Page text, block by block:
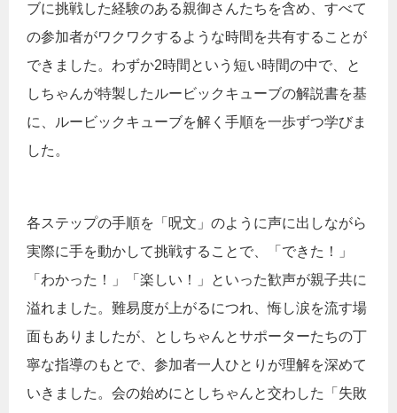
ブに挑戦した経験のある親御さんたちを含め、すべて
の参加者がワクワクするような時間を共有することが
できました。わずか2時間という短い時間の中で、と
しちゃんが特製したルービックキューブの解説書を基
に、ルービックキューブを解く手順を一歩ずつ学びま
した。
各ステップの手順を「呪文」のように声に出しながら
実際に手を動かして挑戦することで、「できた！」
「わかった！」「楽しい！」といった歓声が親子共に
溢れました。難易度が上がるにつれ、悔し涙を流す場
面もありましたが、としちゃんとサポーターたちの丁
寧な指導のもとで、参加者一人ひとりが理解を深めて
いきました。会の始めにとしちゃんと交わした「失敗